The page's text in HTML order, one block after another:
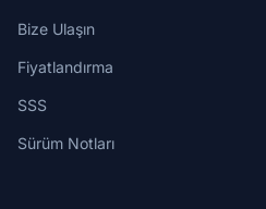
Bize Ulaşın
Fiyatlandırma
SSS
Sürüm Notları